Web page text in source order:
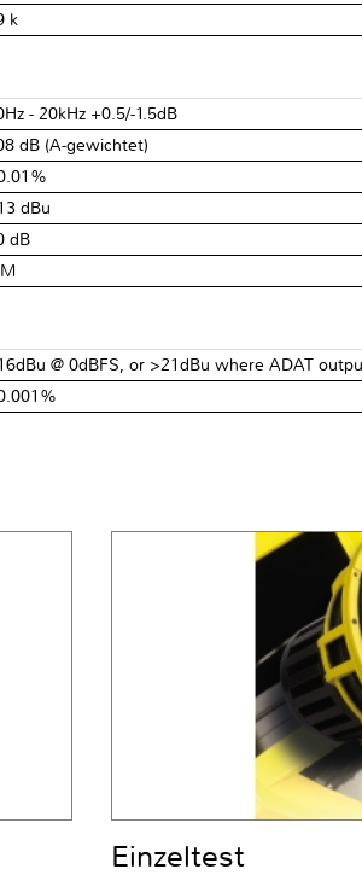
kΩ
- 20kHz +0.5/-1.5dB
dB (A-gewichtet)
dBu
dB
@ 0dBFS, or >21dBu where ADAT
Einzeltest